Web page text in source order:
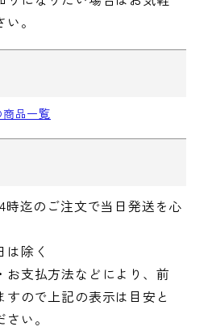
。
品一覧
時迄のご注文で当日発送を心
除く
支払方法などにより、前
ので上記の表示は目安と
い。